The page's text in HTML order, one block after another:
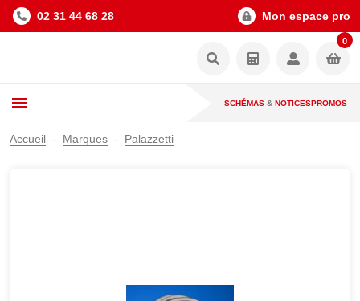
02 31 44 68 28 Mon espace pro
0
SCHÉMAS & NOTICESPROMOS
Accueil Marques Palazzetti